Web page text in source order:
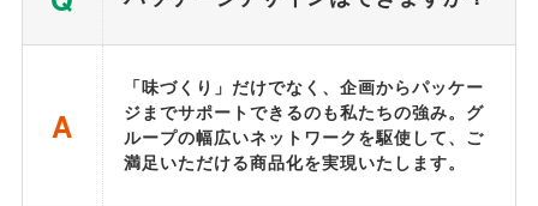
A
「味づくり」だけでなく、企画からパッケー
ジまでサポートできるのも私たちの強み。グ
ループの幅広いネットワークを駆使して、ご
満足いただける商品化を実現いたします。